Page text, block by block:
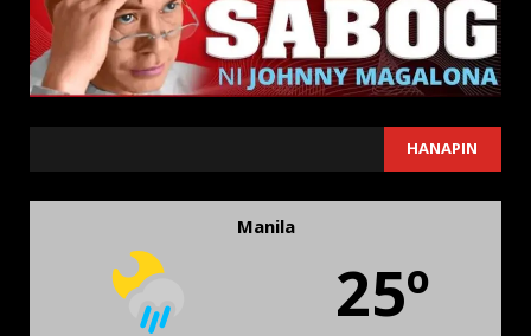
HANAPIN
Manila
25º